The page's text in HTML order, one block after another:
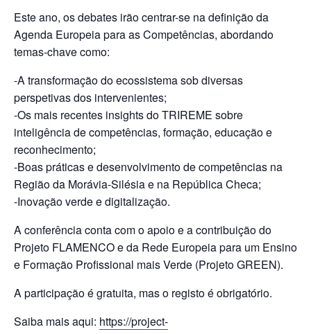
Este ano, os debates irão centrar-se na definição da
Agenda Europeia para as Competências, abordando
temas-chave como:
-A transformação do ecossistema sob diversas
perspetivas dos intervenientes;
-Os mais recentes insights do TRIREME sobre
inteligência de competências, formação, educação e
reconhecimento;
-Boas práticas e desenvolvimento de competências na
Região da Morávia-Silésia e na República Checa;
-Inovação verde e digitalização.
A conferência conta com o apoio e a contribuição do
Projeto FLAMENCO e da Rede Europeia para um Ensino
e Formação Profissional mais Verde (Projeto GREEN).
A participação é gratuita, mas o registo é obrigatório.
Saiba mais aqui: https://project-